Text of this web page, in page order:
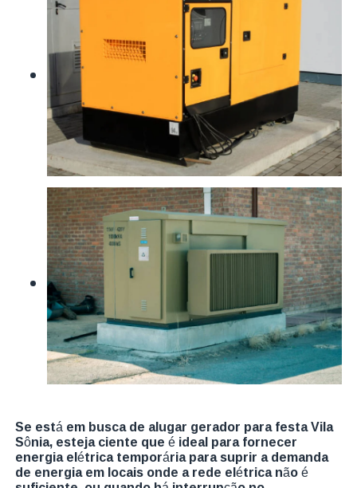
Se está em busca de alugar gerador para festa Vila
Sônia, esteja ciente que é ideal para fornecer
energia elétrica temporária para suprir a demanda
de energia em locais onde a rede elétrica não é